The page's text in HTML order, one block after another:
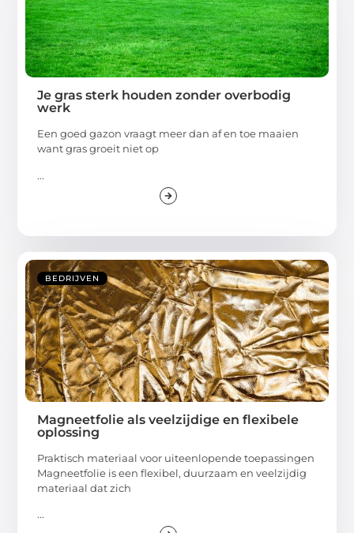
Je gras sterk houden zonder overbodig
werk
Een goed gazon vraagt meer dan af en toe maaien
want gras groeit niet op
...
BEDRIJVEN
Magneetfolie als veelzijdige en flexibele
oplossing
Praktisch materiaal voor uiteenlopende toepassingen
Magneetfolie is een flexibel, duurzaam en veelzijdig
materiaal dat zich
...